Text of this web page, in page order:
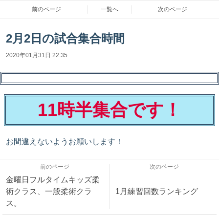
前のページ 一覧へ 次のページ
2月2日の試合集合時間
2020年01月31日 22:35
11時半集合です！
お間違えないようお願いします！
前のページ
金曜日フルタイムキッズ柔
術クラス、一般柔術クラ
ス。
次のページ
1月練習回数ランキング